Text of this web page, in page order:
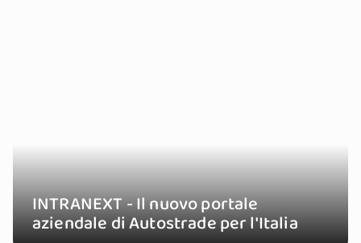
INTRANEXT - Il nuovo portale
aziendale di Autostrade per l'Italia